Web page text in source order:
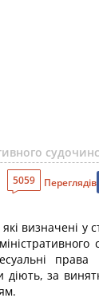
5059 Переглядів
визначені у
права
діють, за